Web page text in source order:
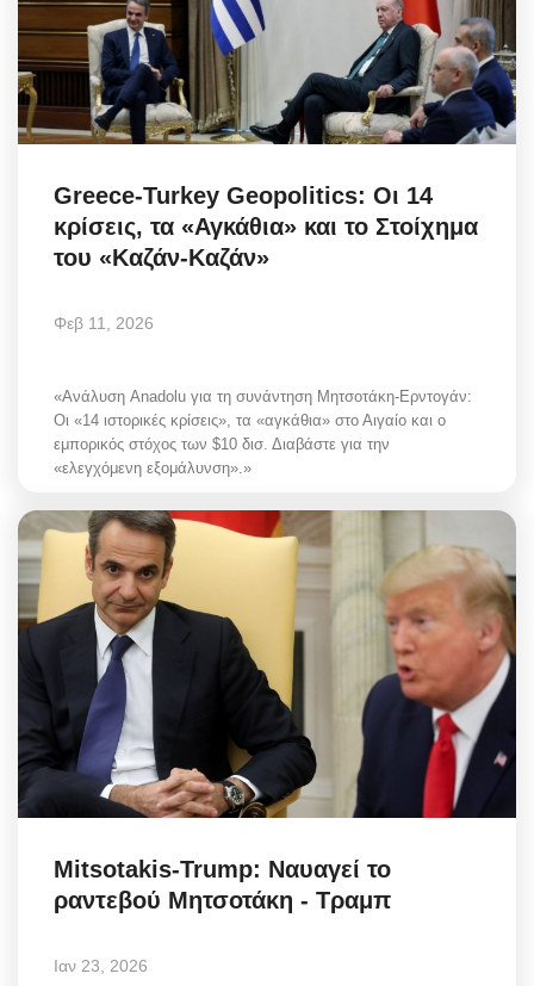
Greece-Turkey Geopolitics: Οι 14
κρίσεις, τα «Αγκάθια» και το Στοίχημα
του «Καζάν-Καζάν»
Φεβ 11, 2026
«Ανάλυση Anadolu για τη συνάντηση Μητσοτάκη-Ερντογάν:
Οι «14 ιστορικές κρίσεις», τα «αγκάθια» στο Αιγαίο και ο
εμπορικός στόχος των $10 δισ. Διαβάστε για την
«ελεγχόμενη εξομάλυνση».»
Mitsotakis-Trump: Ναυαγεί το
ραντεβού Μητσοτάκη - Τραμπ
Ιαν 23, 2026